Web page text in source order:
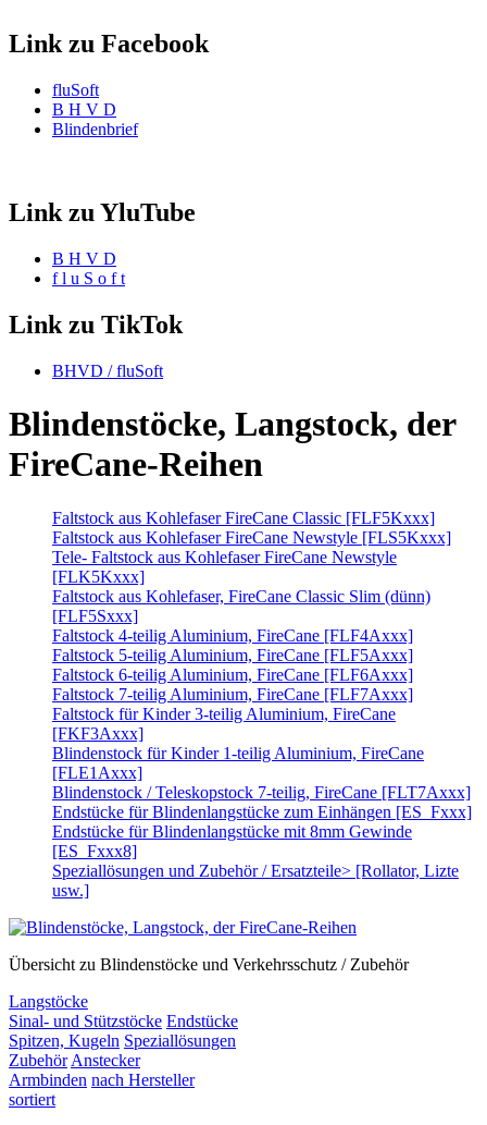
Link zu Facebook
fluSoft
B H V D
Blindenbrief
Link zu YluTube
B H V D
f l u S o f t
Link zu TikTok
BHVD / fluSoft
Blindenstöcke, Langstock, der
FireCane-Reihen
Faltstock aus Kohlefaser FireCane Classic [FLF5Kxxx]
Faltstock aus Kohlefaser FireCane Newstyle [FLS5Kxxx]
Tele- Faltstock aus Kohlefaser FireCane Newstyle
[FLK5Kxxx]
Faltstock aus Kohlefaser, FireCane Classic Slim (dünn)
[FLF5Sxxx]
Faltstock 4-teilig Aluminium, FireCane [FLF4Axxx]
Faltstock 5-teilig Aluminium, FireCane [FLF5Axxx]
Faltstock 6-teilig Aluminium, FireCane [FLF6Axxx]
Faltstock 7-teilig Aluminium, FireCane [FLF7Axxx]
Faltstock für Kinder 3-teilig Aluminium, FireCane
[FKF3Axxx]
Blindenstock für Kinder 1-teilig Aluminium, FireCane
[FLE1Axxx]
Blindenstock / Teleskopstock 7-teilig, FireCane [FLT7Axxx]
Endstücke für Blindenlangstücke zum Einhängen [ES_Fxxx]
Endstücke für Blindenlangstücke mit 8mm Gewinde
[ES_Fxxx8]
Speziallösungen und Zubehör / Ersatzteile> [Rollator, Lizte
usw.]
Übersicht zu Blindenstöcke und Verkehrsschutz / Zubehör
Langstöcke
Sinal- und Stützstöcke Endstücke
Spitzen, Kugeln Speziallösungen
Zubehör Anstecker
Armbinden nach Hersteller
sortiert